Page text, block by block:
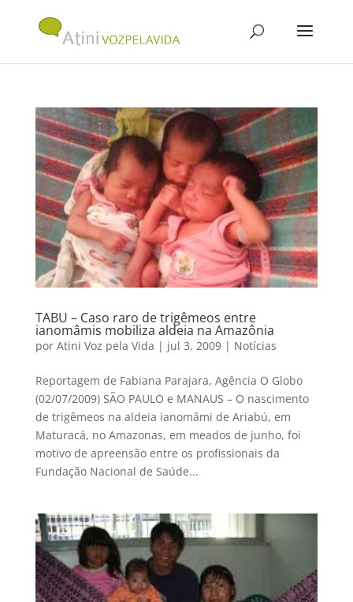
TABU – Caso raro de trigêmeos entre
ianomâmis mobiliza aldeia na Amazônia
por Atini Voz pela Vida | jul 3, 2009| Notícias
Reportagem de Fabiana Parajara, Agência O Globo
(02/07/2009) SÃO PAULO e MANAUS – O nascimento
de trigêmeos na aldeia ianomâmi de Ariabú, em
Maturacá, no Amazonas, em meados de junho, foi
motivo de apreensão entre os profissionais da
Fundação Nacional de Saúde...